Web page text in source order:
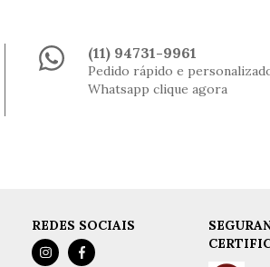
(11) 94731-9961
Pedido rápido e
Whatsapp clique agora
REDES SOCIAIS